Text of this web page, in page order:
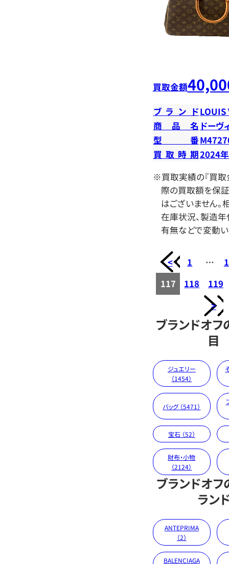
買取金額
ブランドLOUIS
商品名 ドーヴ
型番
買取時期2024
※買取実績の『買取
際の買取額を保
はございません。
在庫状況、製造年
有無などで変動い
< 1 …
117
118
119
>
ブランドオ
目
ジュエリー
（1454）
バッグ （5471）
宝石 （52）
財布・小物
（2124）
ブランドオ
ラン
ANTEPRIMA
（2）
BALENCIAGA